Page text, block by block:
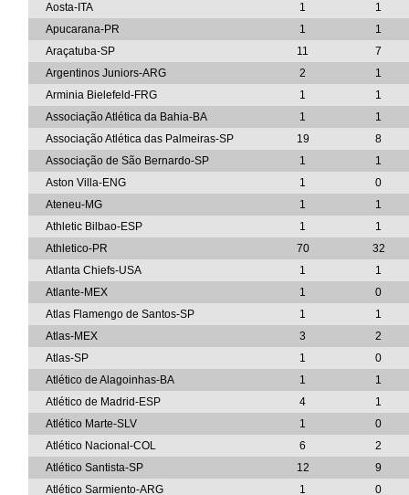
Aosta-ITA
1
1
Apucarana-PR
1
1
Araçatuba-SP
11
7
Argentinos Juniors-ARG
2
1
Arminia Bielefeld-FRG
1
1
Associação Atlética da Bahia-BA
1
1
Associação Atlética das Palmeiras-SP
19
8
Associação de São Bernardo-SP
1
1
Aston Villa-ENG
1
0
Ateneu-MG
1
1
Athletic Bilbao-ESP
1
1
Athletico-PR
70
32
Atlanta Chiefs-USA
1
1
Atlante-MEX
1
0
Atlas Flamengo de Santos-SP
1
1
Atlas-MEX
3
2
Atlas-SP
1
0
Atlético de Alagoinhas-BA
1
1
Atlético de Madrid-ESP
4
1
Atlético Marte-SLV
1
0
Atlético Nacional-COL
6
2
Atlético Santista-SP
12
9
Atlético Sarmiento-ARG
1
0